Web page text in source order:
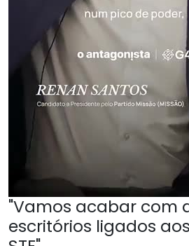
"Vamos acabar com
escritórios ligados